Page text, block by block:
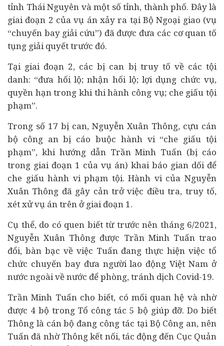
tỉnh Thái Nguyên và một số tỉnh, thành phố. Đây là
giai đoạn 2 của vụ án xảy ra tại Bộ Ngoại giao (vụ
“chuyến bay giải cứu”) đã được đưa các cơ quan tố
tụng giải quyết trước đó.
Tại giai đoạn 2, các bị can bị truy tố về các tội
danh: “đưa hối lộ; nhận hối lộ; lợi dụng chức vụ,
quyền hạn trong khi thi hành công vụ; che giấu tội
phạm”.
Trong số 17 bị can, Nguyễn Xuân Thông, cựu cán
bộ công an bị cáo buộc hành vi “che giấu tội
phạm”, khi hướng dẫn Trần Minh Tuấn (bị cáo
trong giai đoạn 1 của vụ án) khai báo gian dối để
che giấu hành vi phạm tội. Hành vi của Nguyễn
Xuân Thông đã gây cản trở việc điều tra, truy tố,
xét xử vụ án trên ở giai đoạn 1.
Cụ thể, do có quen biết từ trước nên tháng 6/2021,
Nguyễn Xuân Thông được Trần Minh Tuấn trao
đổi, bàn bạc về việc Tuấn đang thực hiện việc tổ
chức chuyến bay đưa người lao động Việt Nam ở
nước ngoài về nước để phòng, tránh dịch Covid-19.
Trần Minh Tuấn cho biết, có mối quan hệ và nhờ
được 4 bộ trong Tổ công tác 5 bộ giúp đỡ. Do biết
Thông là cán bộ đang công tác tại Bộ Công an, nên
Tuấn đã nhờ Thông kết nối, tác động đến Cục Quản